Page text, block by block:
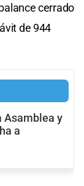
cerrado
de 944
Asamblea y
a